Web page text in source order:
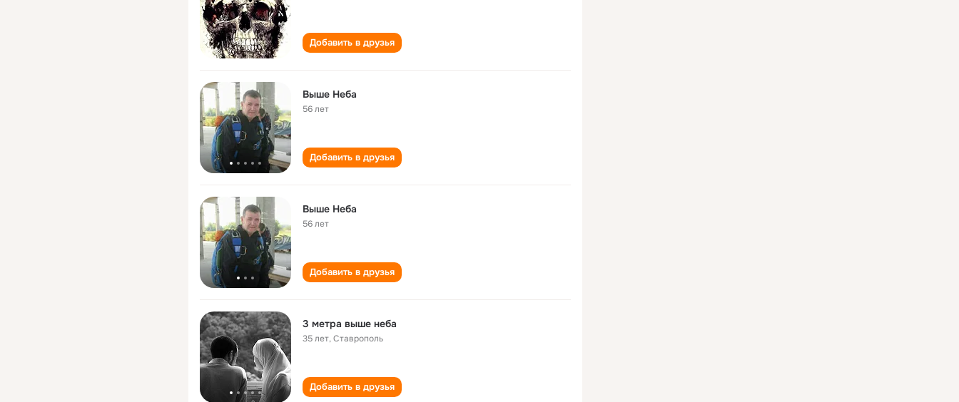
Добавить в друзья
Выше Неба
56 лет
Добавить в друзья
Выше Неба
56 лет
Добавить в друзья
3 метра выше неба
35 лет,Ставрополь
Добавить в друзья